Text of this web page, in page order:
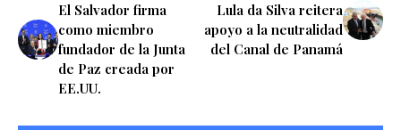
El Salvador firma
como miembro
fundador de la Junta
de Paz creada por
EE.UU.
Lula da Silva reitera
apoyo a la neutralidad
del Canal de Panamá